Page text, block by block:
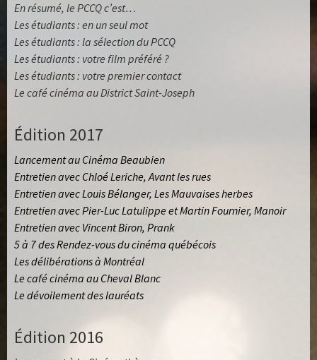
En résumé, le PCCQ c’est…
Les étudiants : en un seul mot
Les étudiants : la sélection du PCCQ
Les étudiants : votre film préféré ?
Les étudiants : votre premier contact
Le café cinéma au District Saint-Joseph
Édition 2017
Lancement au Cinéma Beaubien
Entretien avec Chloé Leriche, Avant les rues
Entretien avec Louis Bélanger, Les Mauvaises herbes
Entretien avec Pier-Luc Latulippe et Martin Fournier, Manoir
Entretien avec Vincent Biron, Prank
5 à 7 des Rendez-vous du cinéma québécois
Les délibérations à Montréal
Le café cinéma au Cheval Blanc
Le dévoilement des lauréats
Édition 2016